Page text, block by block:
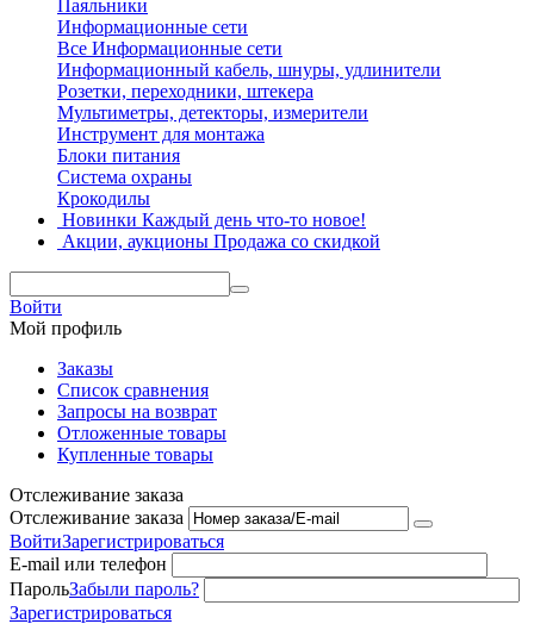
Паяльники
Информационные сети
Все Информационные сети
Информационный кабель, шнуры, удлинители
Розетки, переходники, штекера
Мультиметры, детекторы, измерители
Инструмент для монтажа
Блоки питания
Система охраны
Крокодилы
Новинки Каждый день что-то новое!
Акции, аукционы Продажа со скидкой
Войти
Мой профиль
Заказы
Список сравнения
Запросы на возврат
Отложенные товары
Купленные товары
Отслеживание заказа
Отслеживание заказа
ВойтиЗарегистрироваться
E-mail или телефон
ПарольЗабыли пароль?
Зарегистрироваться